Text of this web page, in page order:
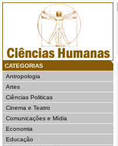
CATEGORIAS
Antropologia
Artes
Ciências Politicas
Cinema e Teatro
Comunicações e Mídia
Economia
Educação